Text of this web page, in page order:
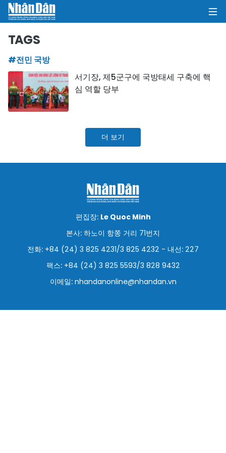
정치
비즈니스
사회
환경
문화
스포츠
과학기술
여행
세계
TAGS
#전민 국방
서기장, 제5군구에 국방태세 구축에 핵
심 역할 당부
더 보기
편집장: Le Quoc Minh
본사: 하노이 항쫑 거리 71번지
전화: +84 (24) 3 825 4231/3 825 4232 - 내선: 227
팩스: +84 (24) 3 825 5593/3 828 9432
이메일: nhandanonline@nhandan.vn